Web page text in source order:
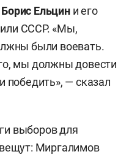
Борис Ельцини его
СССР. «Мы,
были воевать.
мы должны довести
победить», — сказал
выборов для
Миргалимов